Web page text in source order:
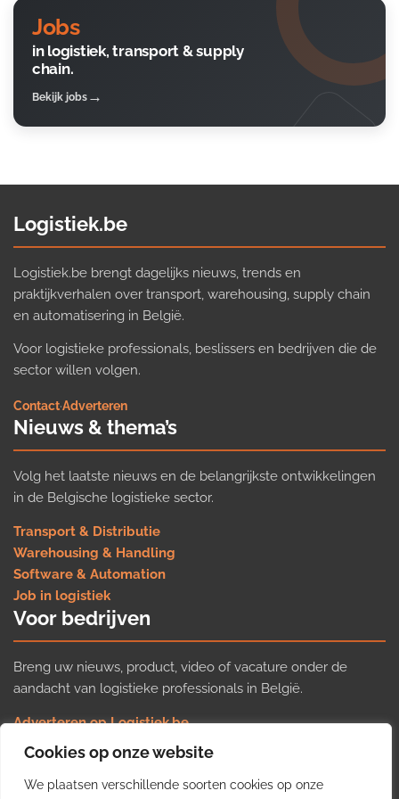
Cookies op onze website
We plaatsen verschillende soorten cookies op onze
Jobs
in logistiek, transport & supply
chain.
Bekijk jobs
Logistiek.be
Logistiek.be brengt dagelijks nieuws, trends en
praktijkverhalen over transport, warehousing, supply chain
en automatisering in België.
Voor logistieke professionals, beslissers en bedrijven die de
sector willen volgen.
Contact·Adverteren
Nieuws & thema’s
Volg het laatste nieuws en de belangrijkste ontwikkelingen
in de Belgische logistieke sector.
Transport & Distributie
Warehousing & Handling
Software & Automation
Job in logistiek
Voor bedrijven
Breng uw nieuws, product, video of vacature onder de
aandacht van logistieke professionals in België.
Adverteren op Logistiek.be
Nieuws insturen
Uw video op Logistiek.TV
Job plaatsen